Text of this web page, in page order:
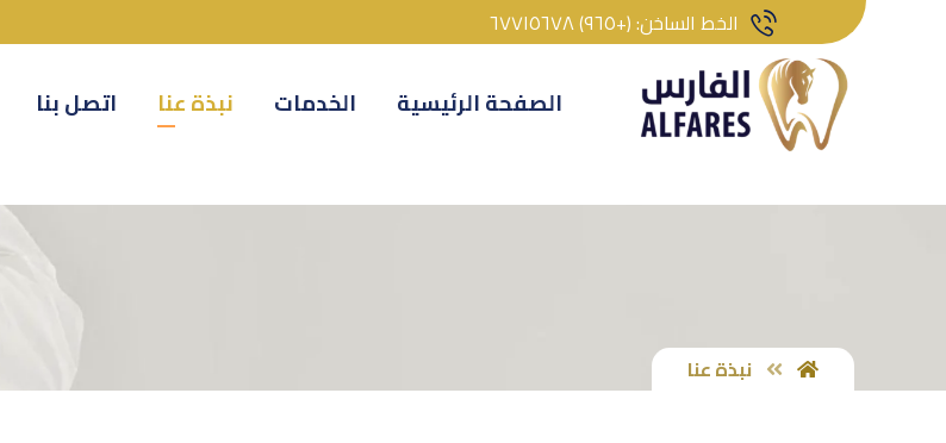
الخط الساخن: (+٩٦٥) ٦٧٧١٥٦٧٨
الصفحة الرئيسية الخدمات نبذة عنا اتصل بنا
نبذة عنا